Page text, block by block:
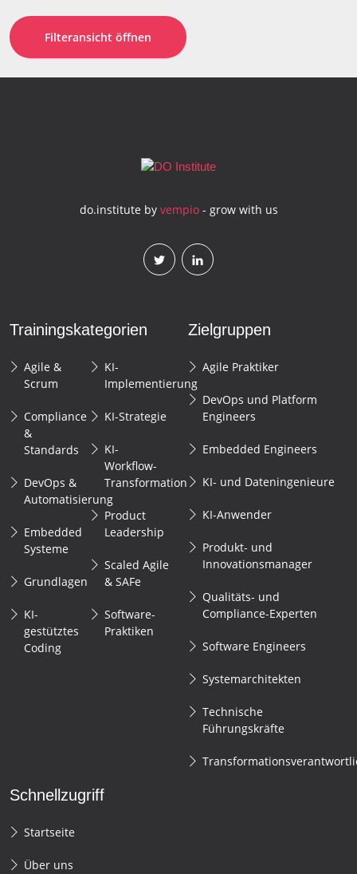
Filteransicht öffnen
do.institute by vempio- grow with us
Trainingskategorien
Agile &
Scrum
Compliance
&
Standards
DevOps &
Automatisierung
Embedded
Systeme
Grundlagen
KI-
gestütztes
Coding
KI-
Implementierung
KI-Strategie
KI-
Workflow-
Transformation
Product
Leadership
Scaled Agile
& SAFe
Software-
Praktiken
Zielgruppen
Agile Praktiker
DevOps und Platform
Engineers
Embedded Engineers
KI- und Dateningenieure
KI-Anwender
Produkt- und
Innovationsmanager
Qualitäts- und
Compliance-Experten
Software Engineers
Systemarchitekten
Technische
Führungskräfte
Schnellzugriff
Startseite
Über uns